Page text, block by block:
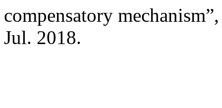
compensatory
Jul. 2018.